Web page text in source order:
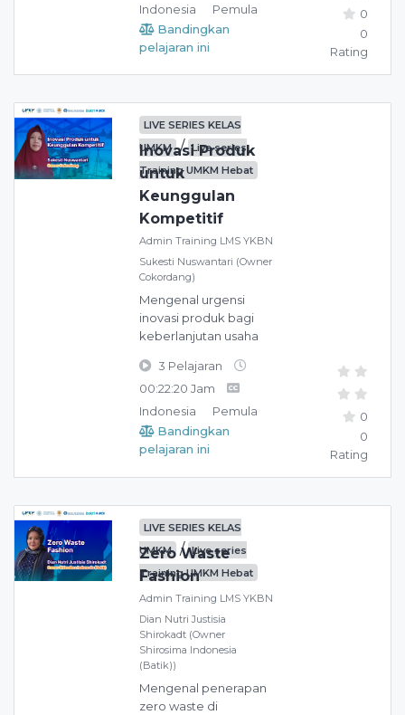
Indonesia
Pemula
Bandingkan
pelajaran ini
0
0
Rating
LIVE SERIES KELAS
UMKM / Live series
Training UMKM Hebat
Inovasi Produk
untuk
Keunggulan
Kompetitif
Admin Training LMS YKBN
Sukesti Nuswantari (Owner
Cokordang)
Mengenal urgensi
inovasi produk bagi
keberlanjutan usaha
3 Pelajaran
00:22:20 Jam
Indonesia
Pemula
Bandingkan
pelajaran ini
0
0
Rating
LIVE SERIES KELAS
UMKM / Live series
Training UMKM Hebat
Zero Waste
Fashion
Admin Training LMS YKBN
Dian Nutri Justisia
Shirokadt (Owner
Shirosima Indonesia
(Batik))
Mengenal penerapan
zero waste di